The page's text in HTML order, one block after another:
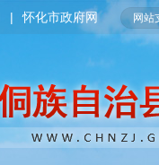
| 怀化市政府网 网站